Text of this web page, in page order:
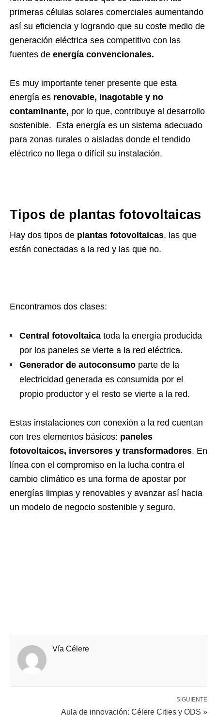
primeras células solares comerciales aumentando
así su eficiencia y logrando que su coste medio de
generación eléctrica sea competitivo con las
fuentes de energía convencionales.
Es muy importante tener presente que esta
energía es renovable, inagotable y no
contaminante, por lo que, contribuye al desarrollo
sostenible. Esta energía es un sistema adecuado
para zonas rurales o aisladas donde el tendido
eléctrico no llega o difícil su instalación.
Tipos de plantas fotovoltaicas
Hay dos tipos de plantas fotovoltaicas, las que
están conectadas a la red y las que no.
Encontramos dos clases:
Central fotovoltaica toda la energía producida
por los paneles se vierte a la red eléctrica.
Generador de autoconsumo parte de la
electricidad generada es consumida por el
propio productor y el resto se vierte a la red.
Estas instalaciones con conexión a la red cuentan
con tres elementos básicos: paneles
fotovoltaicos, inversores y transformadores. En
línea con el compromiso en la lucha contra el
cambio climático es una forma de apostar por
energías limpias y renovables y avanzar así hacia
un modelo de negocio sostenible y seguro.
Vía Célere
SIGUIENTE
Aula de innovación: Célere Cities y ODS »